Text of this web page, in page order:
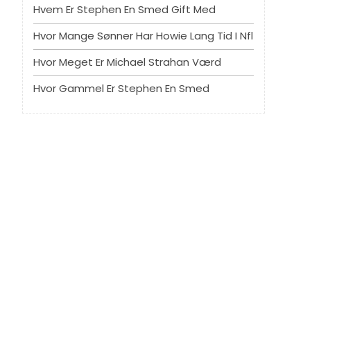
Hvem Er Stephen En Smed Gift Med
Hvor Mange Sønner Har Howie Lang Tid I Nfl
Hvor Meget Er Michael Strahan Værd
Hvor Gammel Er Stephen En Smed